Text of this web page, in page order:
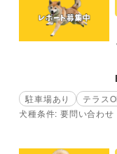
駐車場あり
テラス
犬種条件: 要問い合わせ